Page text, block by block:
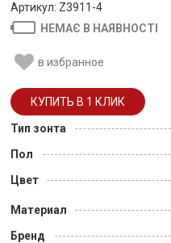
Артикул: Z3911-4
НЕМАЄ В НАЯВНОСТІ
в избранное
Тип зонта
Пол
Цвет
Материал
Бренд